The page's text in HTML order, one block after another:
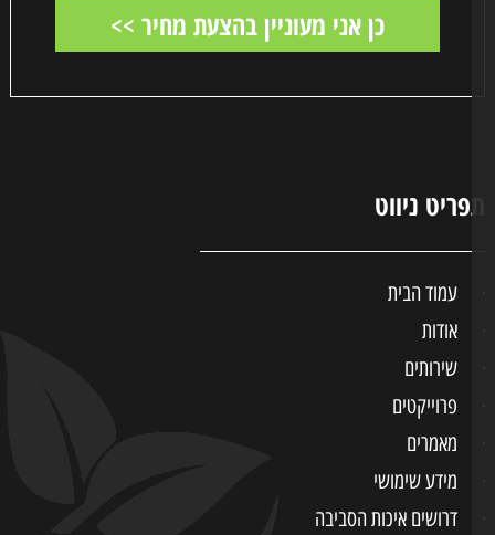
ניווט
עמוד הבית
אודות
שירותים
פרוייקטים
מאמרים
מידע שימושי
דרושים איכות הסביבה